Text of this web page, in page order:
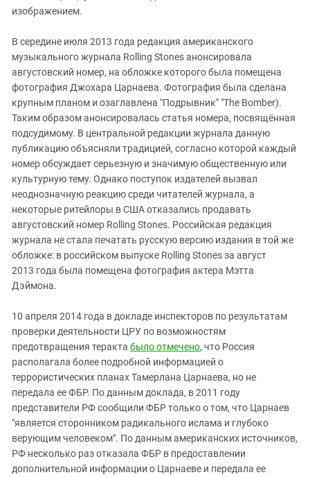
изображением.
В середине июля 2013 года редакция американского
музыкального журнала Rolling Stones анонсировала
августовский номер, на обложке которого была помещена
фотография Джохара Царнаева. Фотография была сделана
крупным планом и озаглавлена "Подрывник" "The Bomber).
Таким образом анонсировалась статья номера, посвящённая
подсудимому. В центральной редакции журнала данную
публикацию объясняли традицией, согласно которой каждый
номер обсуждает серьезную и значимую общественную или
культурную тему. Однако поступок издателей вызвал
неоднозначную реакцию среди читателей журнала, а
некоторые ритейлоры в США отказались продавать
августовский номер Rolling Stones. Российская редакция
журнала не стала печатать русскую версию издания в той же
обложке: в российском выпуске Rolling Stones за август
2013 года была помещена фотография актера Мэтта
Дэймона.
10 апреля 2014 года в докладе инспекторов по результатам
проверки деятельности ЦРУ по возможностям
предотвращения теракта было отмечено, что Россия
располагала более подробной информацией о
террористических планах Тамерлана Царнаева, но не
передала ее ФБР. По данным доклада, в 2011 году
представители РФ сообщили ФБР только о том, что Царнаев
"является сторонником радикального ислама и глубоко
верующим человеком". По данным американских источников,
РФ несколько раз отказала ФБР в предоставлении
дополнительной информации о Царнаеве и передала ее